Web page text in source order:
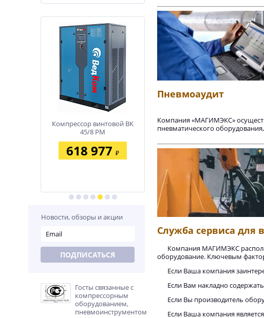
Компрессор винтовой BK
45/8 PM
618 977 ₽
Компрессор винтовой BK
37/8 PM
458 386₽
Новости, обзоры и акции
ПОДПИСАТЬСЯ
Госты связанные с
компрессорным
оборудованием,
пневмоинструментом
Пневмоаудит
Компания «МАГИМЭКС»
пневматического
Служба сервиса для
Компания МАГИМЭКС
оборудование. Ключевым
Если Ваша компания
Если Вам накладно
Если Вы производитель
Если Ваша компания